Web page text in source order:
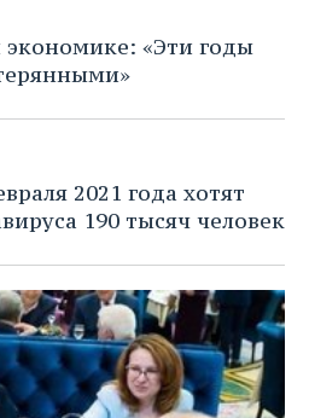
«Эти годы
2021 года хотят
190 тысяч человек